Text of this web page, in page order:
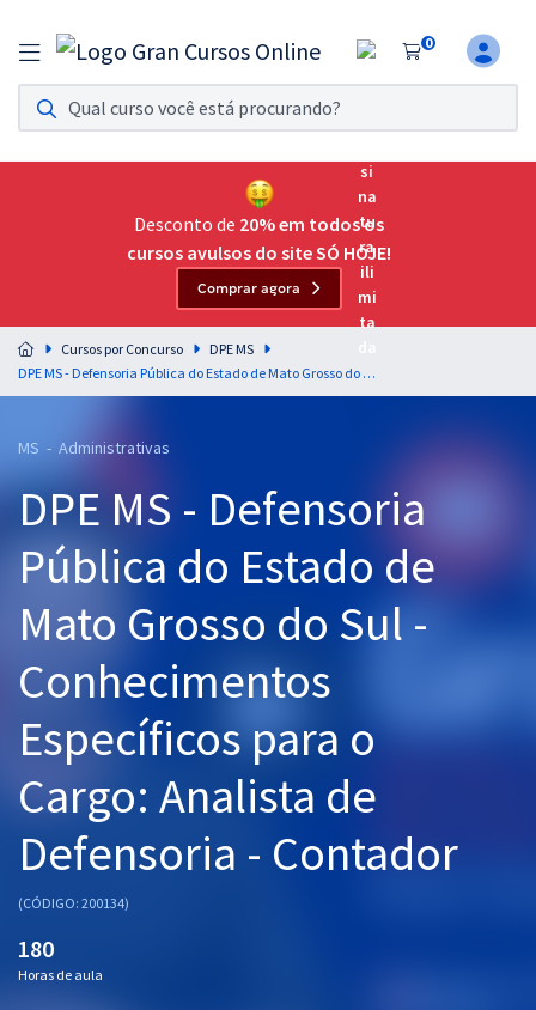
0
Assinatura Ilimitada 11
Acesso a todos os cursos. Teste grátis por 7 dias!
Assinatura OAB Até Passar
Acesso ilimitado a toda preparação para o Exame da
Residências Multiprofissionais
Preparação completa e intensiva para as principais
residências em saúde do Brasil
Cursos 20% OFF
Pós
Graduação
OAB
Questões grátis
Conteúdo gratuito
Desconto de 20% em todos os
cursos avulsos do site SÓ HOJE!
Comprar agora
Cursos por Concurso
DPE MS
DPE MS - Defensoria Pública do Estado de Mato Grosso do Sul - Conhecimentos Específicos para o Cargo: Analista de Defensoria - Contador
MS - Administrativas
DPE MS - Defensoria
Pública do Estado de
Mato Grosso do Sul -
Conhecimentos
Específicos para o
Cargo: Analista de
Defensoria - Contador
(CÓDIGO: 200134)
180
Horas de aula